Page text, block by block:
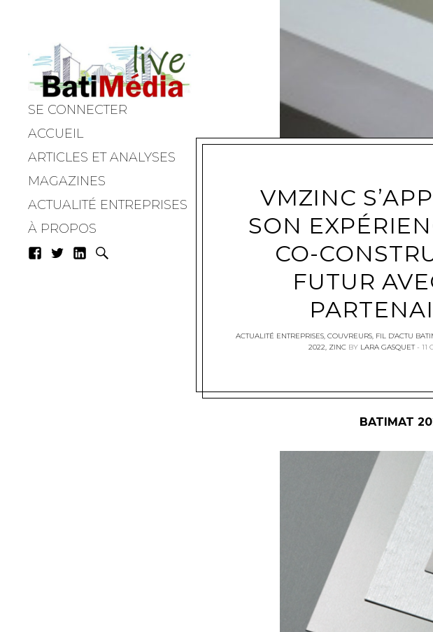
Batimedialive
SE CONNECTER
ACCUEIL
ARTICLES ET ANALYSES
MAGAZINES
ACTUALITÉ ENTREPRISES
À PROPOS
VMZINC
SON
CO-
FUTUR
ACTUALITÉ ENTREPRISES, COUVREURS, FIL D'ACTU
2022, ZINC BY LARA GASQUET 11
BATIMAT